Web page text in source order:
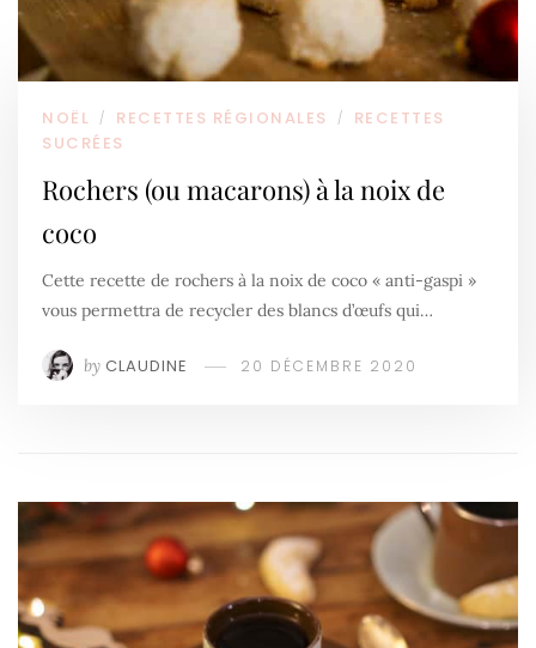
NOËL / RECETTES RÉGIONALES /
RECETTES
SUCRÉES
Rochers (ou macarons) à la noix de
coco
Cette recette de rochers à la noix de coco « anti-gaspi »
vous permettra de recycler des blancs d’œufs qui…
by CLAUDINE 20 DÉCEMBRE 2020